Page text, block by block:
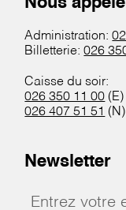
Administration:
Billetterie:026
Caisse du soir:
026 350 11 00 (E)
026 407 51 51 (N)
Newsletter